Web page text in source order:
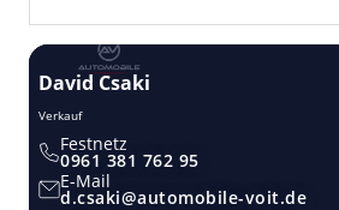
David Csaki
Verkauf
Festnetz
0961 381 762 95
E-Mail
d.csaki@automobile-voit.de